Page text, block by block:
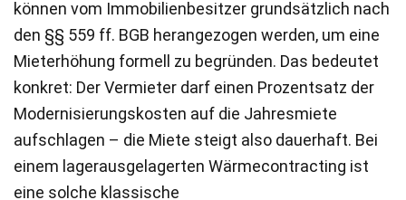
können vom Immobilienbesitzer grundsätzlich nach
den §§ 559 ff. BGB herangezogen werden, um eine
Mieterhöhung formell zu begründen. Das bedeutet
konkret: Der Vermieter darf einen Prozentsatz der
Modernisierungskosten auf die Jahresmiete
aufschlagen – die Miete steigt also dauerhaft. Bei
einem lagerausgelagerten Wärmecontracting ist
eine solche klassische